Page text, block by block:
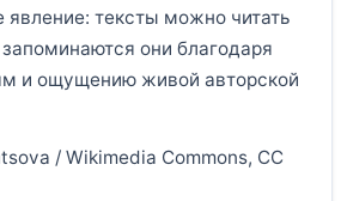
явление: тексты можно читать
они благодаря
и ощущению живой авторской
/ Wikimedia Commons, CC